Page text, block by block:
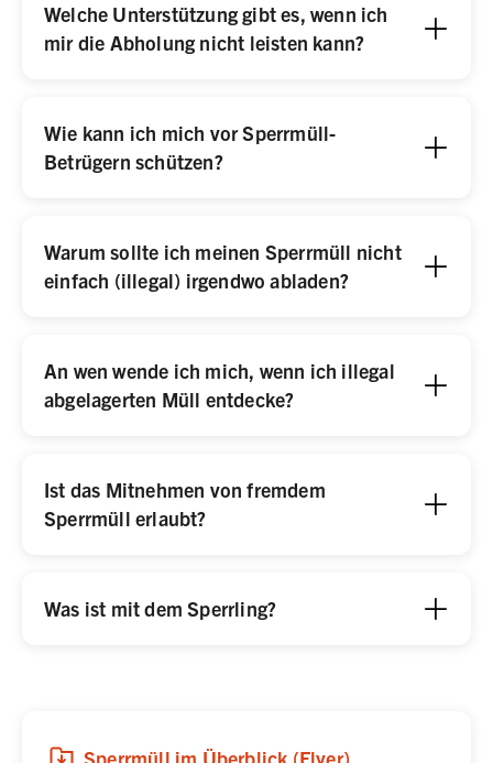
Welche Unterstützung gibt es, wenn ich
mir die Abholung nicht leisten kann?
Wie kann ich mich vor Sperrmüll-
Betrügern schützen?
Warum sollte ich meinen Sperrmüll nicht
einfach (illegal) irgendwo abladen?
An wen wende ich mich, wenn ich illegal
abgelagerten Müll entdecke?
Ist das Mitnehmen von fremdem
Sperrmüll erlaubt?
Was ist mit dem Sperrling?
(Download,PDF, 0 KB)
(öffnet in neuem Tab)